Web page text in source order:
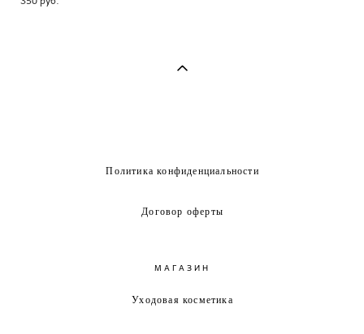
Политика конфиденциальности
Договор оферты
МАГАЗИН
Уходовая косметика